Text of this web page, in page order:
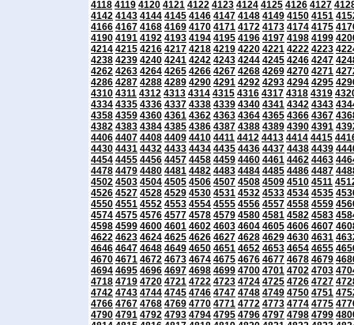
4118 4119 4120 4121 4122 4123 4124 4125 4126 4127
4142 4143 4144 4145 4146 4147 4148 4149 4150 4151
4166 4167 4168 4169 4170 4171 4172 4173 4174 4175
4190 4191 4192 4193 4194 4195 4196 4197 4198 4199
4214 4215 4216 4217 4218 4219 4220 4221 4222 4223
4238 4239 4240 4241 4242 4243 4244 4245 4246 4247
4262 4263 4264 4265 4266 4267 4268 4269 4270 4271
4286 4287 4288 4289 4290 4291 4292 4293 4294 4295
4310 4311 4312 4313 4314 4315 4316 4317 4318 4319
4334 4335 4336 4337 4338 4339 4340 4341 4342 4343
4358 4359 4360 4361 4362 4363 4364 4365 4366 4367
4382 4383 4384 4385 4386 4387 4388 4389 4390 4391
4406 4407 4408 4409 4410 4411 4412 4413 4414 4415
4430 4431 4432 4433 4434 4435 4436 4437 4438 4439
4454 4455 4456 4457 4458 4459 4460 4461 4462 4463
4478 4479 4480 4481 4482 4483 4484 4485 4486 4487
4502 4503 4504 4505 4506 4507 4508 4509 4510 4511
4526 4527 4528 4529 4530 4531 4532 4533 4534 4535
4550 4551 4552 4553 4554 4555 4556 4557 4558 4559
4574 4575 4576 4577 4578 4579 4580 4581 4582 4583
4598 4599 4600 4601 4602 4603 4604 4605 4606 4607
4622 4623 4624 4625 4626 4627 4628 4629 4630 4631
4646 4647 4648 4649 4650 4651 4652 4653 4654 4655
4670 4671 4672 4673 4674 4675 4676 4677 4678 4679
4694 4695 4696 4697 4698 4699 4700 4701 4702 4703
4718 4719 4720 4721 4722 4723 4724 4725 4726 4727
4742 4743 4744 4745 4746 4747 4748 4749 4750 4751
4766 4767 4768 4769 4770 4771 4772 4773 4774 4775
4790 4791 4792 4793 4794 4795 4796 4797 4798 4799